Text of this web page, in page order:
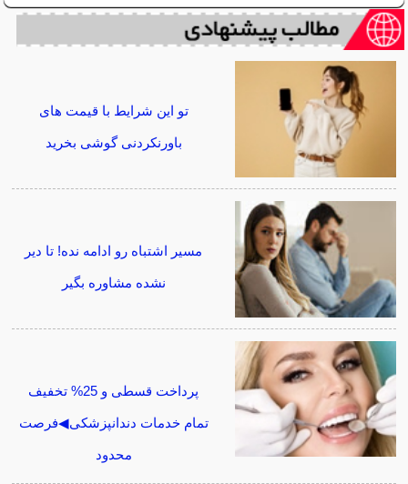
تو این شرایط با قیمت های
باورنکردنی گوشی بخرید
مسیر اشتباه رو ادامه نده! تا دیر
نشده مشاوره بگیر
پرداخت قسطی و 25% تخفیف
تمام خدمات دندانپزشکی◀فرصت
محدود